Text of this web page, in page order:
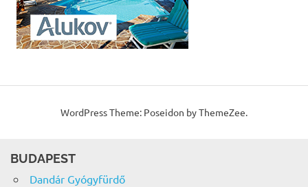
WordPress Theme: Poseidon by ThemeZee.
BUDAPEST
Dandár Gyógyfürdő